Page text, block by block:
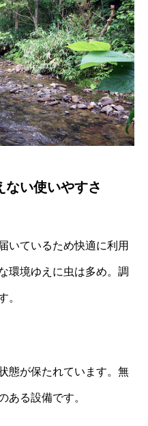
ない使いやすさ
いているため快適に利用
環境ゆえに虫は多め。調
。
態が保たれています。無
ある設備です。